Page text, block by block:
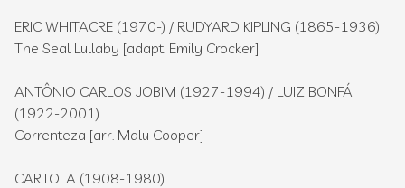
ERIC WHITACRE (1970-) / RUDYARD KIPLING (1865-1936)
The Seal Lullaby [adapt. Emily Crocker]
ANTÔNIO CARLOS JOBIM (1927-1994) / LUIZ BONFÁ
(1922-2001)
Correnteza [arr. Malu Cooper]
CARTOLA (1908-1980)